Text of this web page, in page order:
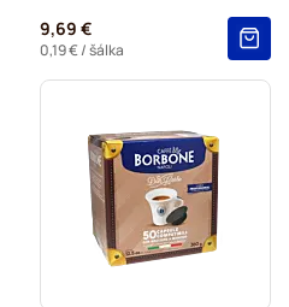
9,69 €
0,19 €/ šálka